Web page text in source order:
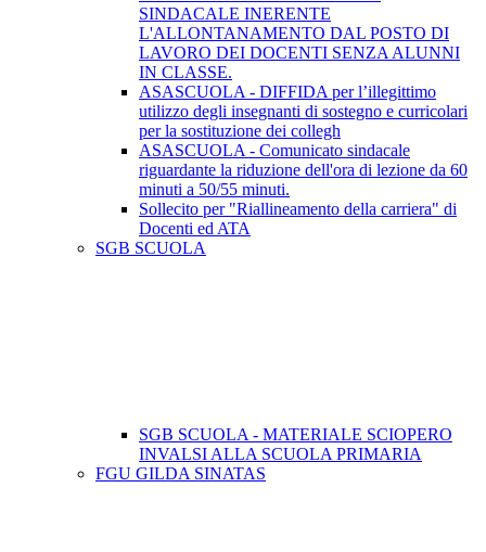
SINDACALE INERENTE
L'ALLONTANAMENTO DAL POSTO DI
LAVORO DEI DOCENTI SENZA ALUNNI
IN CLASSE.
ASASCUOLA - DIFFIDA per l’illegittimo
utilizzo degli insegnanti di sostegno e curricolari
per la sostituzione dei collegh
ASASCUOLA - Comunicato sindacale
riguardante la riduzione dell'ora di lezione da 60
minuti a 50/55 minuti.
Sollecito per "Riallineamento della carriera" di
Docenti ed ATA
SGB SCUOLA
SGB SCUOLA - MATERIALE SCIOPERO
INVALSI ALLA SCUOLA PRIMARIA
FGU GILDA SINATAS